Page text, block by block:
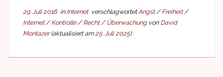
29. Juli 2016in Internet verschlagwortetAngst/Freiheit/
Internet/Kontrolle/Recht/Überwachung von David
Montazer(aktualisiert am25. Juli 2025)